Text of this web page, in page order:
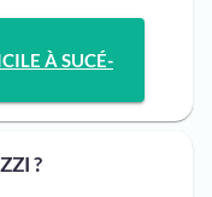
À SUCÉ-
?